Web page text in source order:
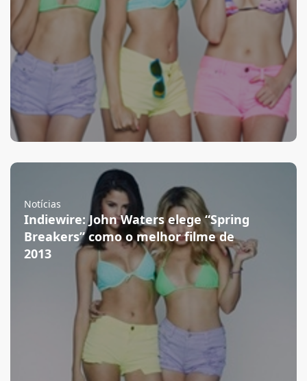
Notícias
Indiewire: John Waters elege “Spring
Breakers” como o melhor filme de
2013